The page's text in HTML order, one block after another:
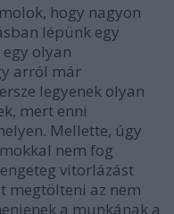
hogy nagyon
lépünk egy
olyan
arról már
legyenek olyan
mert enni
Mellette, úgy
nem fog
vitorlázást
megtölteni az nem
a munkának a